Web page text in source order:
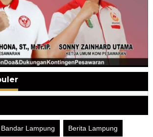
Bandar Lampung Berita Lampung